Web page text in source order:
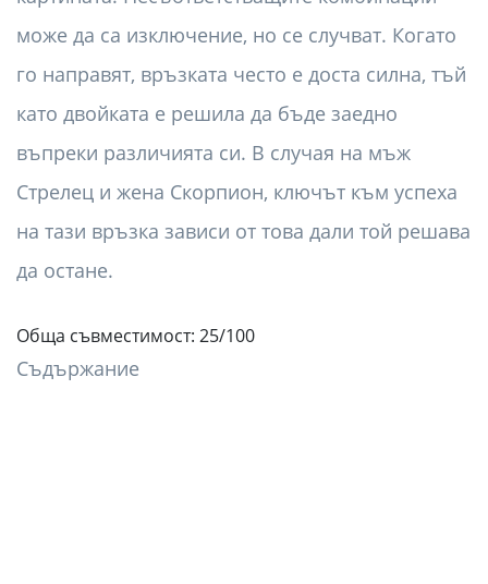
може да са изключение, но се случват. Когато
го направят, връзката често е доста силна, тъй
като двойката е решила да бъде заедно
въпреки различията си. В случая на мъж
Стрелец и жена Скорпион, ключът към успеха
на тази връзка зависи от това дали той решава
да остане.
Обща съвместимост: 25/100
Съдържание